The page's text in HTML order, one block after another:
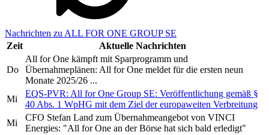
Nachrichten zu ALL FOR ONE GROUP SE
Zeit
Aktuelle Nachrichten
Do
All for One kämpft mit Sparprogramm und
Übernahmeplänen: All for One meldet für die ersten neun
Monate 2025/26 ...
Mi
EQS-PVR: All for One Group SE: Veröffentlichung gemäß §
40 Abs. 1 WpHG mit dem Ziel der europaweiten Verbreitung
Mi
CFO Stefan Land zum Übernahmeangebot von VINCI
Energies: "All for One an der Börse hat sich bald erledigt"